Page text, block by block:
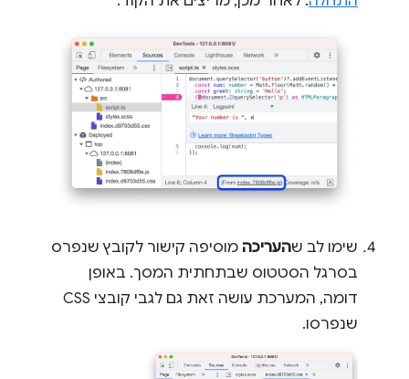
שימו לב שהעריכה מוסיפה קישור לקובץ שנפרס
בסרגל הסטטוס שבתחתית המסך. באופן
דומה, המערכת עושה זאת גם לגבי קובצי CSS
שנפרסו.